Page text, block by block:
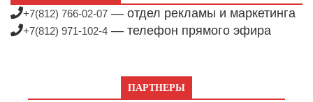
+7(812) 766-02-07 — отдел рекламы и маркетинга
+7(812) 971-102-4 — телефон прямого эфира
ПАРТНЕРЫ